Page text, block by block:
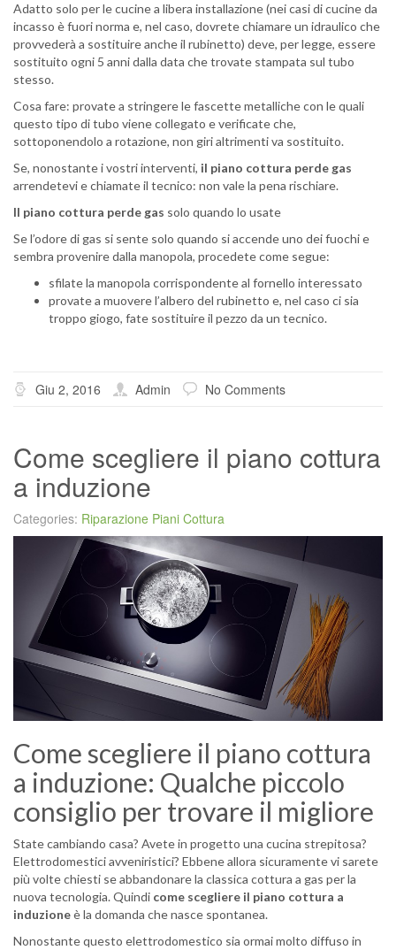
Adatto solo per le cucine a libera installazione (nei casi di cucine da
incasso è fuori norma e, nel caso, dovrete chiamare un idraulico che
provvederà a sostituire anche il rubinetto) deve, per legge, essere
sostituito ogni 5 anni dalla data che trovate stampata sul tubo
stesso.
Cosa fare: provate a stringere le fascette metalliche con le quali
questo tipo di tubo viene collegato e verificate che,
sottoponendolo a rotazione, non giri altrimenti va sostituito.
Se, nonostante i vostri interventi, il piano cottura perde gas
arrendetevi e chiamate il tecnico: non vale la pena rischiare.
Il piano cottura perde gas solo quando lo usate
Se l’odore di gas si sente solo quando si accende uno dei fuochi e
sembra provenire dalla manopola, procedete come segue:
sfilate la manopola corrispondente al fornello interessato
provate a muovere l’albero del rubinetto e, nel caso ci sia
troppo giogo, fate sostituire il pezzo da un tecnico.
Giu 2, 2016 Admin No Comments
Come scegliere il piano cottura
a induzione
Categories: Riparazione Piani Cottura
Come scegliere il piano cottura
a induzione: Qualche piccolo
consiglio per trovare il migliore
State cambiando casa? Avete in progetto una cucina strepitosa?
Elettrodomestici avveniristici? Ebbene allora sicuramente vi sarete
più volte chiesti se abbandonare la classica cottura a gas per la
nuova tecnologia. Quindi come scegliere il piano cottura a
induzioneè la domanda che nasce spontanea.
Nonostante questo elettrodomestico sia ormai molto diffuso in